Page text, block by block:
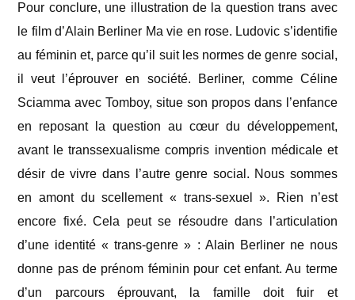
Pour conclure, une illustration de la question trans avec
le filmd’Alain Berliner Ma vie en rose. Ludovic s’identifie
au féminin et, parce qu’il suit les normes de genre social,
il veut l’éprouver en société. Berliner, comme Céline
Sciamma avec Tomboy, situe son propos dans l’enfance
en reposant la question au cœur du développement,
avant le transsexualisme compris invention médicale et
désir de vivre dans l’autre genre social. Nous sommes
en amont du scellement « trans-sexuel ». Rien n’est
encore fixé. Cela peut se résoudre dans l’articulation
d’une identité « trans-genre » : Alain Berliner ne nous
donne pas de prénom féminin pour cet enfant. Au terme
d’un parcours éprouvant, la famille doit fuir et